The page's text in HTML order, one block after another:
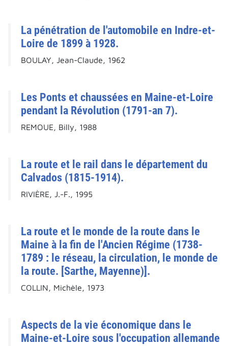
La pénétration de l'automobile en Indre-et-
Loire de 1899 à 1928.
BOULAY, Jean-Claude, 1962
Les Ponts et chaussées en Maine-et-Loire
pendant la Révolution (1791-an 7).
REMOUE, Billy, 1988
La route et le rail dans le département du
Calvados (1815-1914).
RIVIÈRE, J.-F., 1995
La route et le monde de la route dans le
Maine à la fin de l'Ancien Régime (1738-
1789 : le réseau, la circulation, le monde de
la route. [Sarthe, Mayenne)].
COLLIN, Michèle, 1973
Aspects de la vie économique dans le
Maine-et-Loire sous l'occupation allemande